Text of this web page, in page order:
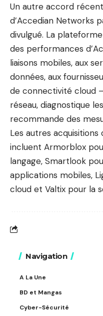
Un autre accord
d’Accedian Networks
divulgué. La
des performances
liaisons mobiles, aux
données, aux
de connectivité cloud
réseau, diagnostique
recommande des
Les autres
incluent Armorblox
langage, Smartlook
applications mobiles,
cloud et Valtix pour la
Navigation
A La Une
BD et Mangas
Cyber-Sécurité